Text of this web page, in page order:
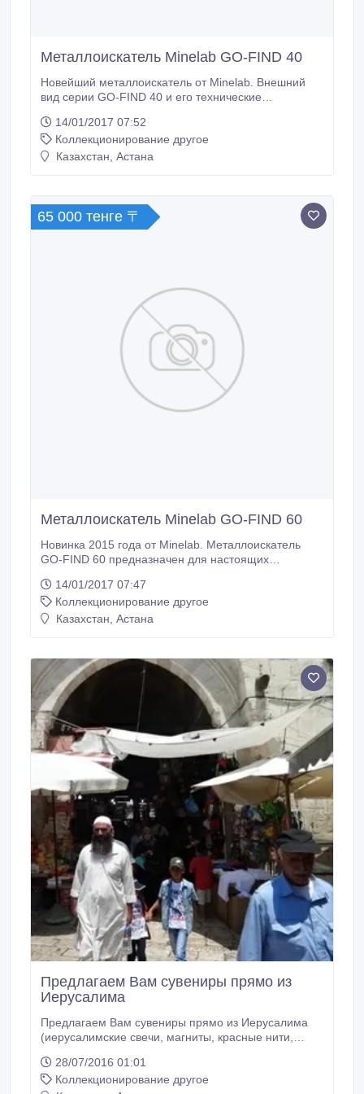
Металлоискатель Minelab GO-FIND 40
Новейший металлоискатель от Minelab. Внешний
вид серии GO-FIND 40 и его технические
ни любителя приборного поиска. Доступная цена,
отличные поисковые характеристики, простота
управления говорят сами за себя. Качество,
14/01/2017 07:52
Коллекционирование другое
Казахстан, Астана
65 000 тенге 〒
Металлоискатель Minelab GO-FIND 60
Новинка 2015 года от Minelab. Металлоискатель
GO-FIND 60 предназначен для настоящих
Доступная цена, отличные поисковые
характеристики, простота управления говорят сами
за себя. Качество, свойственное всей продукции
14/01/2017 07:47
Коллекционирование другое
Казахстан, Астана
Предлагаем Вам сувениры прямо из
Иерусалима
Предлагаем Вам сувениры прямо из Иерусалима
(иерусалимские свечи, магниты, красные нити,
традиционные иерусалимские кожаные сандалии
(мужские, женские и детские), косметику Мертвого
28/07/2016 01:01
Коллекционирование другое